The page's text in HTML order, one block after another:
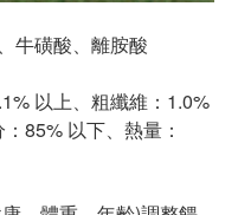
牛磺酸、離胺酸
以上、粗纖維：1.0%
85% 以下、熱量：